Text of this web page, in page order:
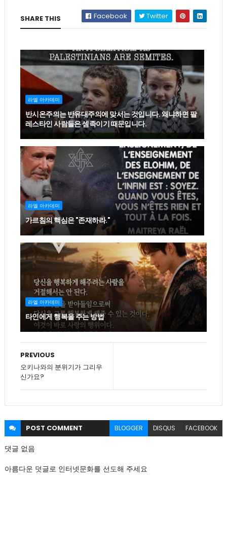
SHARE THIS Facebook Twitter
라엘 아카데미
반시온주의는 반유대주의에 맞서는 것입니다. 왜냐하면 팔
레스타인 사람들은 셈족이기 때문입니다.
라엘 아카데미
가르침의 핵심은 "존재하라."
라엘 아카데미
타인에게 행복을 주는 방법
PREVIOUS
오키나와의 분위기가 그리우
신가요?
POST COMMENT BLOGGER DISQUS FACEBOOK
댓글 없음
아름다운 덧글로 인터넷문화를 선도해 주세요